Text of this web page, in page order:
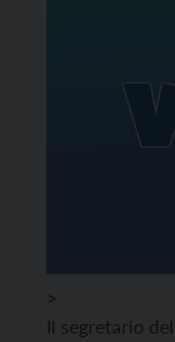
>
Il segretario